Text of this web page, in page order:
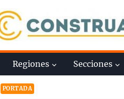
Regiones Secciones
PORTADA